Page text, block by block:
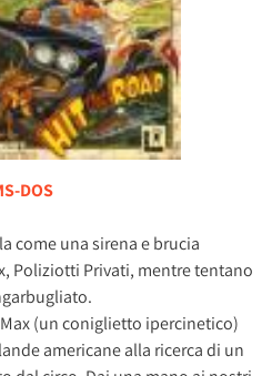
DOS
come una sirena e brucia
Poliziotti Privati, mentre tentano
(un coniglietto ipercinetico)
americane alla ricerca di un